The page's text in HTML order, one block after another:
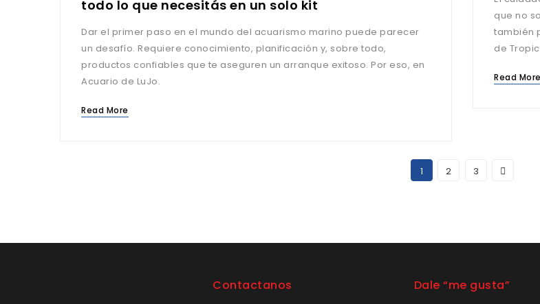
todo lo que necesitás en un solo kit
Dar el primer paso en el mundo del acuarismo marino puede parecer
un desafío. Requiere conocimiento, planificación y, sobre todo,
productos confiables que te aseguren un arranque exitoso. Por eso, en
Acuario de LuJo.
Read More
que no
también
de
Read More
1 2 3
Contactanos Dale “me gusta”